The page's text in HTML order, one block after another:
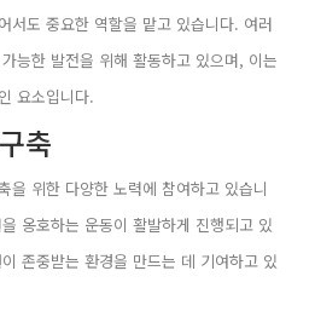
서도 중요한 역할을 맡고 있습니다. 여러
능한 발전을 위해 활동하고 있으며, 이는
요소입니다.
축
을 위한 다양한 노력에 참여하고 있습니
옹호하는 운동이 활발하게 진행되고 있
존중받는 환경을 만드는 데 기여하고 있